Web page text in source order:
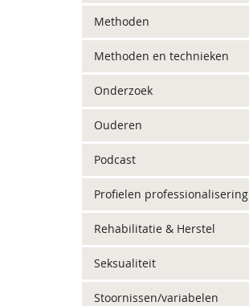
Methoden
Methoden en technieken
Onderzoek
Ouderen
Podcast
Profielen professionalisering
Rehabilitatie & Herstel
Seksualiteit
Stoornissen/variabelen